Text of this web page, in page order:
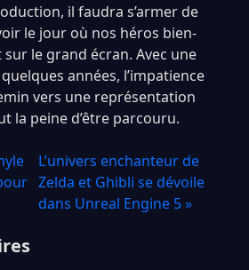
il faudra s’armer de
le jour où nos héros bien-
le grand écran. Avec une
années, l’impatience
vers une représentation
la peine d’être parcouru.
L’univers enchanteur de
Zelda et Ghibli se dévoile
dans Unreal Engine 5 »